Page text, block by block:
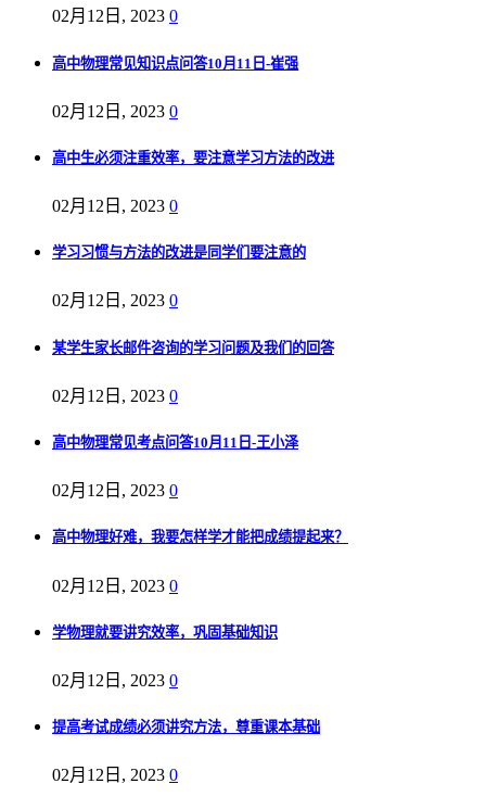
02月12日, 2023 0
高中物理常见知识点问答10月11日-崔强
02月12日, 2023 0
高中生必须注重效率，要注意学习方法的改进
02月12日, 2023 0
学习习惯与方法的改进是同学们要注意的
02月12日, 2023 0
某学生家长邮件咨询的学习问题及我们的回答
02月12日, 2023 0
高中物理常见考点问答10月11日-王小泽
02月12日, 2023 0
高中物理好难，我要怎样学才能把成绩提起来？
02月12日, 2023 0
学物理就要讲究效率，巩固基础知识
02月12日, 2023 0
提高考试成绩必须讲究方法，尊重课本基础
02月12日, 2023 0